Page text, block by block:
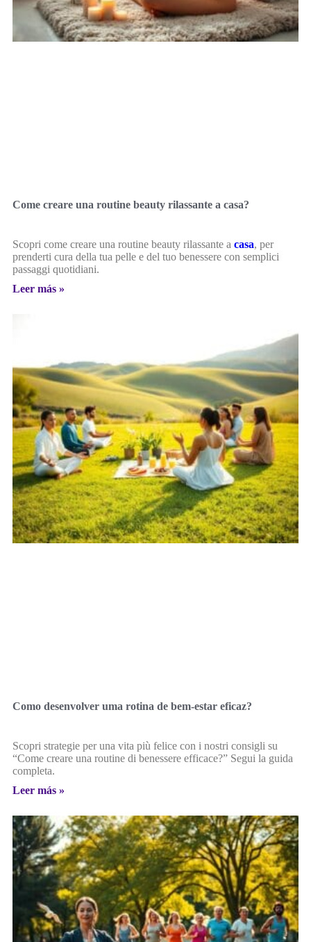
Come creare una routine beauty rilassante a casa?
Scopri come creare una routine beauty rilassante a casa, per
prenderti cura della tua pelle e del tuo benessere con semplici
passaggi quotidiani.
Leer más »
Como desenvolver uma rotina de bem-estar eficaz?
Scopri strategie per una vita più felice con i nostri consigli su
“Come creare una routine di benessere efficace?” Segui la guida
completa.
Leer más »